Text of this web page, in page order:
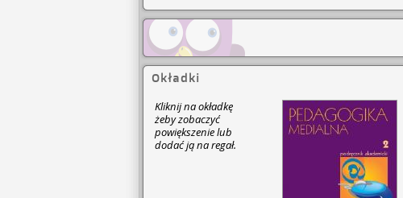
Okładki
Kliknij na okładkę
żeby zobaczyć
powiększenie lub
dodać ją na regał.